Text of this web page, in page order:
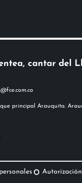
cantar del
principal Arauquita.